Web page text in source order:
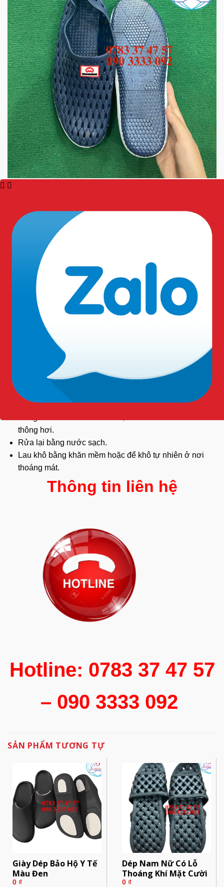
Ngoài trời: Bảo vệ chân khỏi bụi bẩn, vật sắc nhọn mà
vẫn thoáng khí
Khi làm việc: Giảm mệt mỏi cho bàn chân khi phải đứng
Khi đi dạo: Trọng lượng nhẹ giúp di chuyển dễ dàng
không gây mỏi chân
Thoát nhiệt tốt nhờ cấu trúc đục lỗ, giúp chân không bị
nóng bức
Không thấm nước, dễ dàng sử dụng trong mùa mưa
Nhanh khô sau khi tiếp xúc với nước, không tạo cảm
giác ẩm ướt khó chịu
Không bị ảnh hưởng bởi độ ẩm cao, không bị mốc như
giày da hoặc vải
Hướng dẫn vệ sinh sản phẩm:
Rửa giày bằng nước sạch để loại bỏ bụi bẩn bề mặt.
Nếu giày quá bẩn, sử dụng xà phòng nhẹ.
thông hơi.
Rửa lại bằng nước sạch.
Lau khô bằng khăn mềm hoặc để khô tự nhiên ở nơi
thoáng mát.
Thông tin liên hệ
Hotline: 0783 37 47 57
– 090 3333 092
SẢN PHẨM TƯƠNG TỰ
Giày Dép Bảo Hộ Y Tế
Màu Đen
0 ₫
Dép Nam Nữ Có Lỗ
Thoáng Khí Mặt Cười
0 ₫